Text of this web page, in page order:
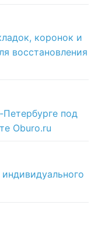
коронок и
восстановления
Петербурге под
Oburo.ru